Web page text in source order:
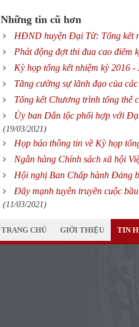
Những tin cũ hơn
HĐND huyện Đại Từ: Tổng kết
Phát động đợt thi đua cao
Kỳ họp tổng kết nhiệm kỳ 2016
Tăng cường sự lãnh đạo của
Tổng kết Chương trình tổng thể
Ủy ban Dân tộc phối hợp với
(19/03/2021)
Họp báo thông tin về Kỳ họp
Ngân hàng Chính sách xã hội
Hội nghị Ban Chấp hành Đảng
Đẩy mạnh tuyên truyền cuộc
(11/03/2021)
TRANG CHỦ GIỚI THIỆU TIN